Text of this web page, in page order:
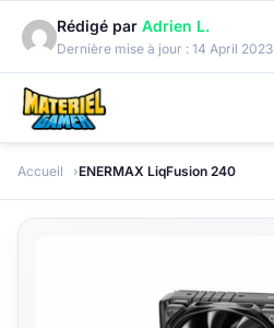
Rédigé par Adrien L.
Dernière mise à jour : 14 April 2023
Accueil ENERMAX LiqFusion 240